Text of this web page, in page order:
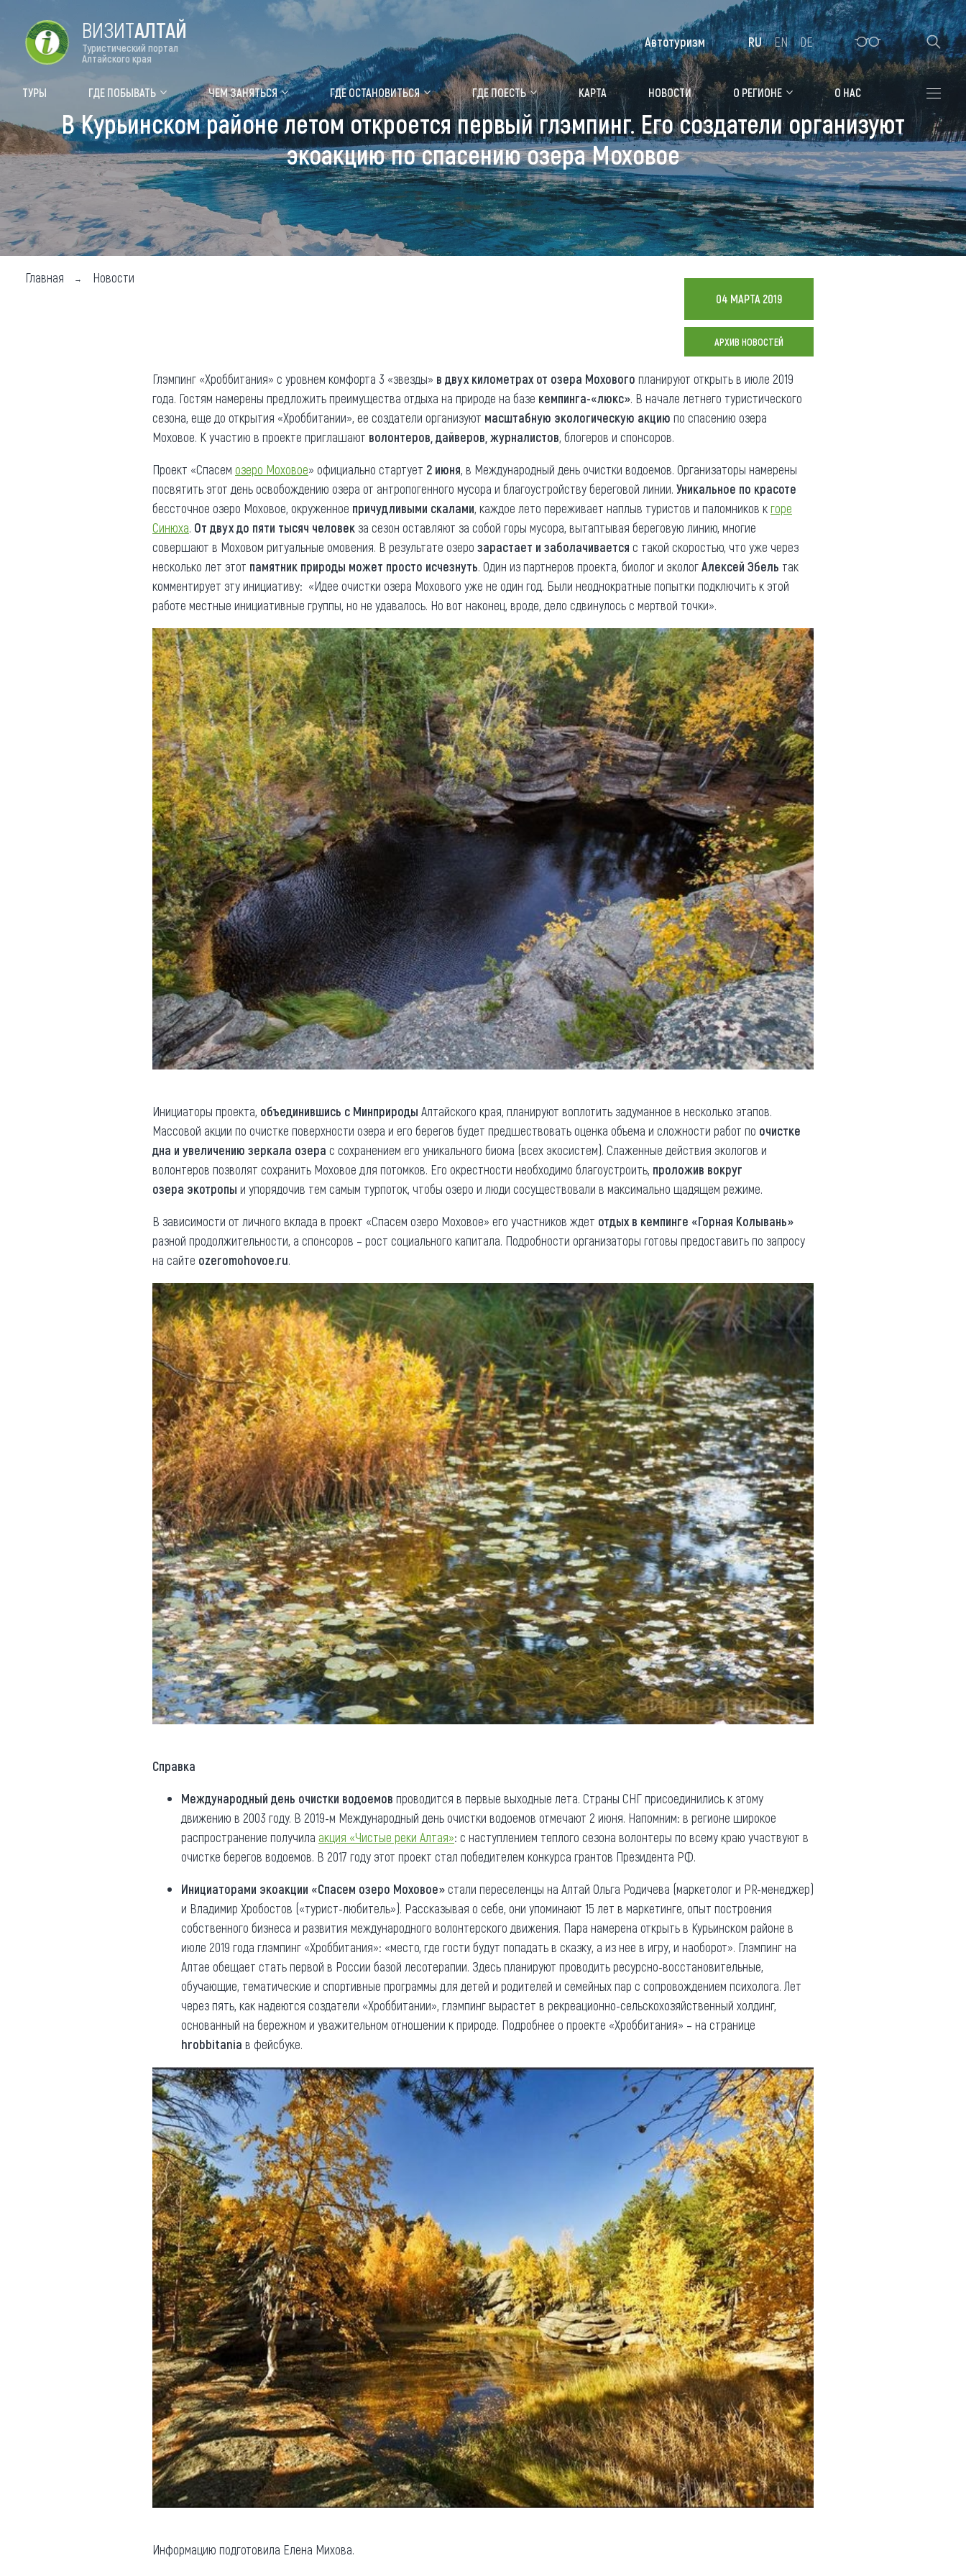
Форум VISIT ALTAI Цветение маральника Медицинский форум Алтайская зимовка
Туры Где побывать
Объекты природы
Объекты истории и культуры
Объекты развлечений
Топ туристических мест
Чем заняться
Календарь событий
Аудиогид
Мой маршрут
Где остановиться
Санатории
Гостиницы, отели
Коттеджи, базы
Сельские усадьбы
Мотели, придорожные отели
Придорожные кафе
Новости
Что привезти (сувениры)
Общая информация
Как добраться
Люди, прославившие Алтай
Карты и буклеты
Коллекция впечатлений
Блог путешественника
Видеогалерея
Фотогалерея
Другие рубрики
Реестр туроператоров
Реестр туристических
агентств Алтайского края
Обращения граждан
Противодействие коррупции
ВИЗИТАЛТАЙ
Туристический портал
Алтайского края
ТУРЫ ГДЕ ПОБЫВАТЬ ЧЕМ ЗАНЯТЬСЯ ГДЕ ОСТАНОВИТЬСЯ ГДЕ ПОЕСТЬ КАРТА НОВОСТИ О РЕГИОНЕ О НАС
Автотуризм RU EN DE
В Курьинском районе летом откроется первый глэмпинг. Его создатели организуют
экоакцию по спасению озера Моховое
Главная Новости
04 МАРТА 2019
АРХИВ НОВОСТЕЙ
Глэмпинг «Хроббитания» с уровнем комфорта 3 «звезды» в двух километрах от озера Мохового планируют открыть в июле 2019
года. Гостям намерены предложить преимущества отдыха на природе на базе кемпинга-«люкс». В начале летнего туристического
сезона, еще до открытия «Хроббитании», ее создатели организуют масштабную экологическую акцию по спасению озера
Моховое. К участию в проекте приглашают волонтеров, дайверов, журналистов, блогеров и спонсоров.
Проект «Спасем озеро Моховое» официально стартует 2 июня, в Международный день очистки водоемов. Организаторы намерены
посвятить этот день освобождению озера от антропогенного мусора и благоустройству береговой линии. Уникальное по красоте
бессточное озеро Моховое, окруженное причудливыми скалами, каждое лето переживает наплыв туристов и паломников кгоре
Синюха. От двух до пяти тысяч человек за сезон оставляют за собой горы мусора, вытаптывая береговую линию, многие
совершают в Моховом ритуальные омовения. В результате озеро зарастает и заболачивается с такой скоростью, что уже через
несколько лет этот памятник природы может просто исчезнуть. Один из партнеров проекта, биолог и экологАлексей Эбель так
комментирует эту инициативу: «Идее очистки озера Мохового уже не один год. Были неоднократные попытки подключить к этой
работе местные инициативные группы, но не удавалось. Но вот наконец, вроде, дело сдвинулось с мертвой точки».
Инициаторы проекта, объединившись с Минприроды Алтайского края, планируют воплотить задуманное в несколько этапов.
Массовой акции по очистке поверхности озера и его берегов будет предшествовать оценка объема и сложности работ по очистке
дна и увеличению зеркала озера с сохранением его уникального биома (всех экосистем). Слаженные действия экологов и
волонтеров позволят сохранить Моховое для потомков. Его окрестности необходимо благоустроить, проложив вокруг
озера экотропы и упорядочив тем самым турпоток, чтобы озеро и люди сосуществовали в максимально щадящем режиме.
В зависимости от личного вклада в проект «Спасем озеро Моховое» его участников ждет отдых в кемпинге «Горная Колывань»
разной продолжительности, а спонсоров – рост социального капитала. Подробности организаторы готовы предоставить по запросу
на сайте ozeromohovoe.ru.
Справка
Международный день очистки водоемов проводится в первые выходные лета. Страны СНГ присоединились к этому
движению в 2003 году. В 2019-м Международный день очистки водоемов отмечают 2 июня. Напомним: в регионе широкое
распространение получила акция «Чистые реки Алтая»: с наступлением теплого сезона волонтеры по всему краю участвуют в
очистке берегов водоемов. В 2017 году этот проект стал победителем конкурса грантов Президента РФ.
Инициаторами экоакции «Спасем озеро Моховое»стали переселенцы на Алтай Ольга Родичева (маркетолог и PR-менеджер)
и Владимир Хробостов («турист-любитель»). Рассказывая о себе, они упоминают 15 лет в маркетинге, опыт построения
собственного бизнеса и развития международного волонтерского движения. Пара намерена открыть в Курьинском районе в
июле 2019 года глэмпинг «Хроббитания»: «место, где гости будут попадать в сказку, а из нее в игру, и наоборот». Глэмпинг на
Алтае обещает стать первой в России базой лесотерапии. Здесь планируют проводить ресурсно-восстановительные,
обучающие, тематические и спортивные программы для детей и родителей и семейных пар с сопровождением психолога. Лет
через пять, как надеются создатели «Хроббитании», глэмпинг вырастет в рекреационно-сельскохозяйственный холдинг,
основанный на бережном и уважительном отношении к природе. Подробнее о проекте «Хроббитания» – на странице
hrobbitania в фейсбуке.
Информацию подготовила Елена Михова.